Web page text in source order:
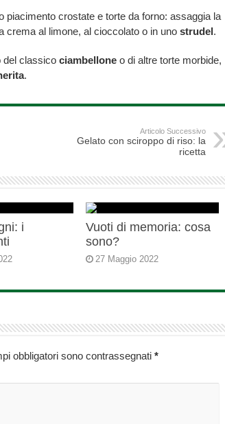
crostate e torte da forno: assaggia la
crema al limone, al cioccolato o in uno strudel.
del classico ciambelloneo di altre torte morbide,
.
Articolo Successivo
Gelato con sciroppo di riso: la
ricetta
i
Vuoti di memoria: cosa
sono?
27 Maggio 2022
obbligatori sono contrassegnati *